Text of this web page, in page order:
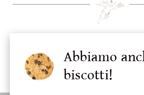
Abbiamo
biscotti!